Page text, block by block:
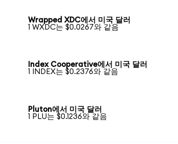
Wrapped XDC에서 미국 달러
1 WXDC는 $0.0267와 같음
Index Cooperative에서 미국 달러
1 INDEX는 $0.2376와 같음
Pluton에서 미국 달러
1 PLU는 $0.1236와 같음